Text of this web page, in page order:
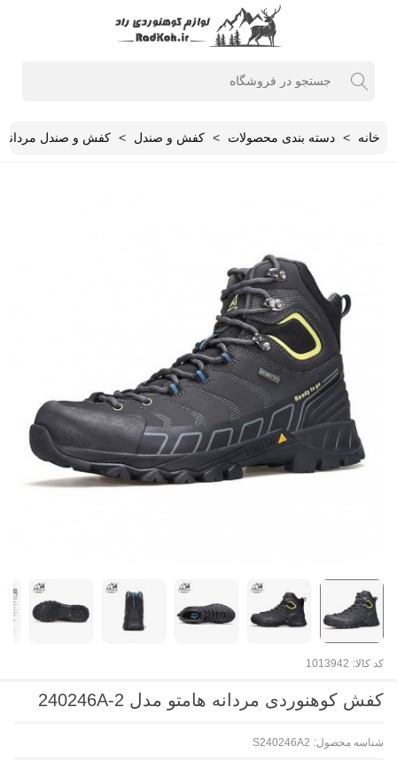
خانه > دسته بندی محصولات > کفش و صندل > کفش و صندل مردانه
کد کالا: 1013942
کفش کوهنوردی مردانه هامتو مدل 240246A-2
شناسه محصول: S240246A2